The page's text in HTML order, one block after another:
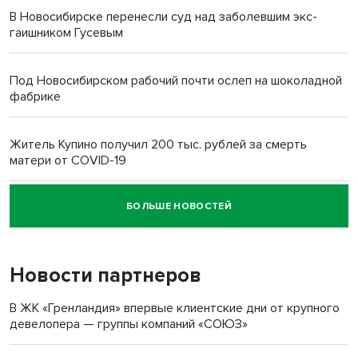
В Новосибирске перенесли суд над заболевшим экс-
гаишником Гусевым
Под Новосибирском рабочий почти ослеп на шоколадной
фабрике
Житель Купино получил 200 тыс. рублей за смерть
матери от COVID-19
Новосибирский суд наказал водителя за смерть
пенсионерки на вокзале
БОЛЬШЕ НОВОСТЕЙ
Новости партнеров
В ЖК «Гренландия» впервые клиентские дни от крупного
девелопера — группы компаний «СОЮЗ»